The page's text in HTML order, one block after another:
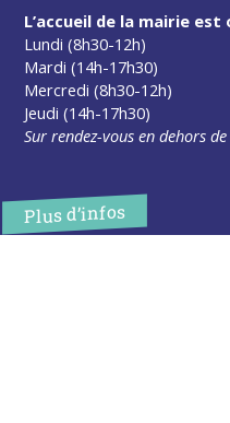
L’accueil de la mairie
Lundi (8h30-12h)
Mardi (14h-17h30)
Mercredi (8h30-12h)
Jeudi (14h-17h30)
Sur rendez-vous en dehors
Plus d’infos